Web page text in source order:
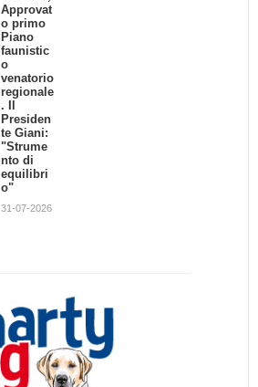
Approvat
o primo
Piano
faunistic
o
venatorio
regionale
. Il
Presiden
te Giani:
"Strume
nto di
equilibri
o"
31-07-2026